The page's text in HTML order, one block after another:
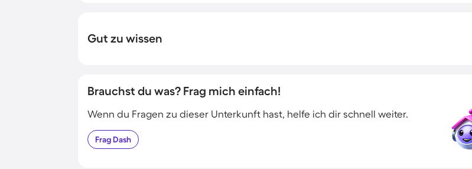
Gut zu wissen
Brauchst du was? Frag mich einfach!
Wenn du Fragen zu dieser Unterkunft hast, helfe ich dir schnell weiter.
FragDash